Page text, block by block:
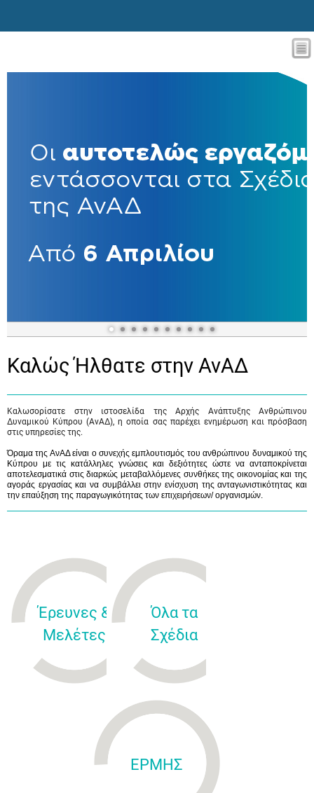
Καλώς Ήλθατε στην ΑνΑΔ
Καλωσορίσατε στην ιστοσελίδα της Αρχής Ανάπτυξης Ανθρώπινου
Δυναμικού Κύπρου (ΑνΑΔ), η οποία σας παρέχει ενημέρωση και πρόσβαση
στις υπηρεσίες της.
Όραμα της ΑνΑΔ είναι ο συνεχής εμπλουτισμός του ανθρώπινου δυναμικού της
Κύπρου με τις κατάλληλες γνώσεις και δεξιότητες ώστε να ανταποκρίνεται
αποτελεσματικά στις διαρκώς μεταβαλλόμενες συνθήκες της οικονομίας και της
αγοράς εργασίας και να συμβάλλει στην ενίσχυση της ανταγωνιστικότητας και
την επαύξηση της παραγωγικότητας των επιχειρήσεων/ οργανισμών.
Έρευνες &
Μελέτες
Όλα τα
Σχέδια
ΕΡΜΗΣ